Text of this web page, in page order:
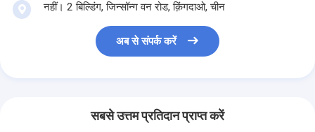
नहीं। 2 बिल्डिंग, जिन्सॉन्ग वन रोड, क़िंगदाओ, चीन
अब से संपर्क करें
सबसे उत्तम प्रतिदान प्राप्त करें